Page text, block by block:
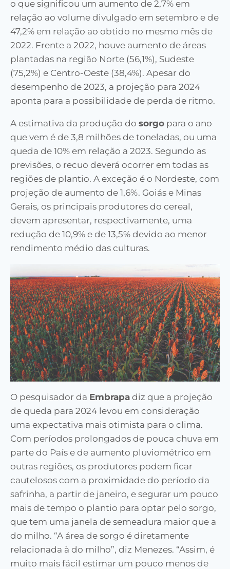
o que significou um aumento de 2,7% em
relação ao volume divulgado em setembro e de
47,2% em relação ao obtido no mesmo mês de
2022. Frente a 2022, houve aumento de áreas
plantadas na região Norte (56,1%), Sudeste
(75,2%) e Centro-Oeste (38,4%). Apesar do
desempenho de 2023, a projeção para 2024
aponta para a possibilidade de perda de ritmo.
A estimativa da produção do sorgo para o ano
que vem é de 3,8 milhões de toneladas, ou uma
queda de 10% em relação a 2023. Segundo as
previsões, o recuo deverá ocorrer em todas as
regiões de plantio. A exceção é o Nordeste, com
projeção de aumento de 1,6%. Goiás e Minas
Gerais, os principais produtores do cereal,
devem apresentar, respectivamente, uma
redução de 10,9% e de 13,5% devido ao menor
rendimento médio das culturas.
O pesquisador da Embrapa diz que a projeção
de queda para 2024 levou em consideração
uma expectativa mais otimista para o clima.
Com períodos prolongados de pouca chuva em
parte do País e de aumento pluviométrico em
outras regiões, os produtores podem ficar
cautelosos com a proximidade do período da
safrinha, a partir de janeiro, e segurar um pouco
mais de tempo o plantio para optar pelo sorgo,
que tem uma janela de semeadura maior que a
do milho. “A área de sorgo é diretamente
relacionada à do milho”, diz Menezes. “Assim, é
muito mais fácil estimar um pouco menos de